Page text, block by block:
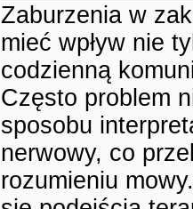
Zaburzenia w
mieć wpływ nie
codzienną
Często problem
sposobu
nerwowy, co
rozumieniu